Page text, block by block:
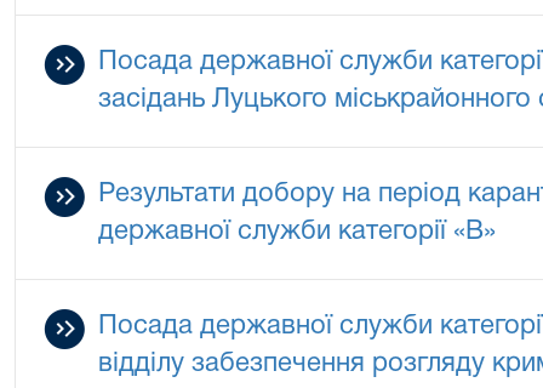
Посада державної служби
засідань Луцького міськрайонного
Результати добору на період
державної служби категорії «В»
Посада державної служби
відділу забезпечення розгляду